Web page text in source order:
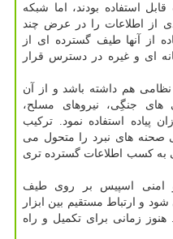
استفاده بودند، اما شبکه
از اطلاعات را در عرض چند
از آنها طیف گسترده ای از
ای و غیره در دسترس قرار
هم داشته باشد و از آن
های جنگِی، نیروهای مسلح،
پیاده استفاده نمود. ترکیب
های نبرد را متحول می
به کسب اطلاعات گسترده تری
و امنی اسپیس بر روی طیف
می شود و ارتباط مستقیم بین ابزار
زمانی برای تکمیل و راه